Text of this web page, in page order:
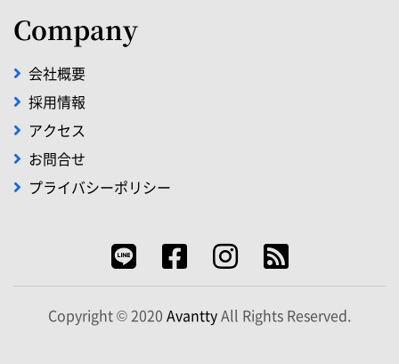
Company
会社概要
採用情報
アクセス
お問合せ
プライバシーポリシー
Copyright © 2020 AvanttyAll Rights Reserved.